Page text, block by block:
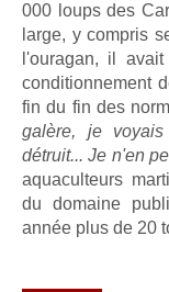
000 loups des
large, y compris
l'ouragan, il
conditionnement
fin du fin des
galère, je
détruit... Je n'en
aquaculteurs
du domaine
année plus de 20